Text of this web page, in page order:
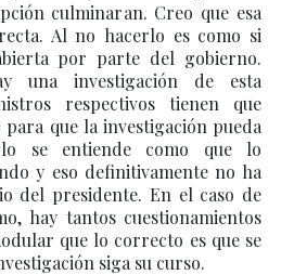
culminaran. Creo que esa
Al no hacerlo es como si
por parte del gobierno.
una investigación de esta
respectivos tienen que
que la investigación pueda
se entiende como que lo
y eso definitivamente no ha
del presidente. En el caso de
hay tantos cuestionamientos
que lo correcto es que se
siga su curso.